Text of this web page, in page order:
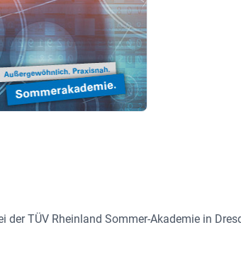
der TÜV Rheinland Sommer-Akademie in